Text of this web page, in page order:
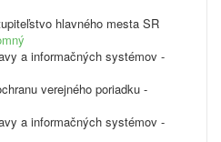
hlavného mesta SR
a informačných systémov -
verejného poriadku -
a informačných systémov -